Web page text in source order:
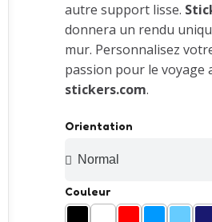
autre support lisse.
donnera un rendu
mur. Personnalisez
passion pour le voyage
stickers.com.
Orientation
Couleur